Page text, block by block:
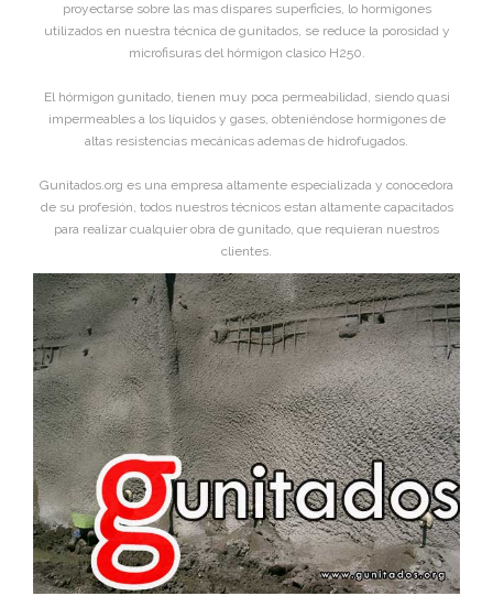
proyectarse sobre las mas dispares superficies, lo hormigones
utilizados en nuestra técnica de gunitados, se reduce la porosidad y
microfisuras del hórmigon clasico H250.
El hórmigon gunitado, tienen muy poca permeabilidad, siendo quasi
impermeables a los líquidos y gases, obteniéndose hormigones de
altas resistencias mecánicas ademas de hidrofugados.
Gunitados.org es una empresa altamente especializada y conocedora
de su profesión, todos nuestros técnicos estan altamente capacitados
para realizar cualquier obra de gunitado, que requieran nuestros
clientes.